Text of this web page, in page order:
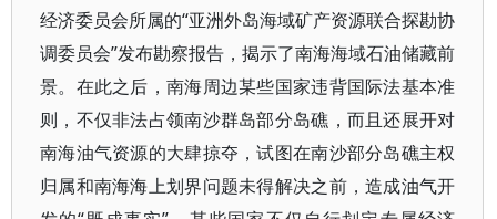
经济委员会所属的“亚洲外岛海域矿产资源联合探勘协
调委员会”发布勘察报告，揭示了南海海域石油储藏前
景。在此之后，南海周边某些国家违背国际法基本准
则，不仅非法占领南沙群岛部分岛礁，而且还展开对
南海油气资源的大肆掠夺，试图在南沙部分岛礁主权
归属和南海海上划界问题未得解决之前，造成油气开